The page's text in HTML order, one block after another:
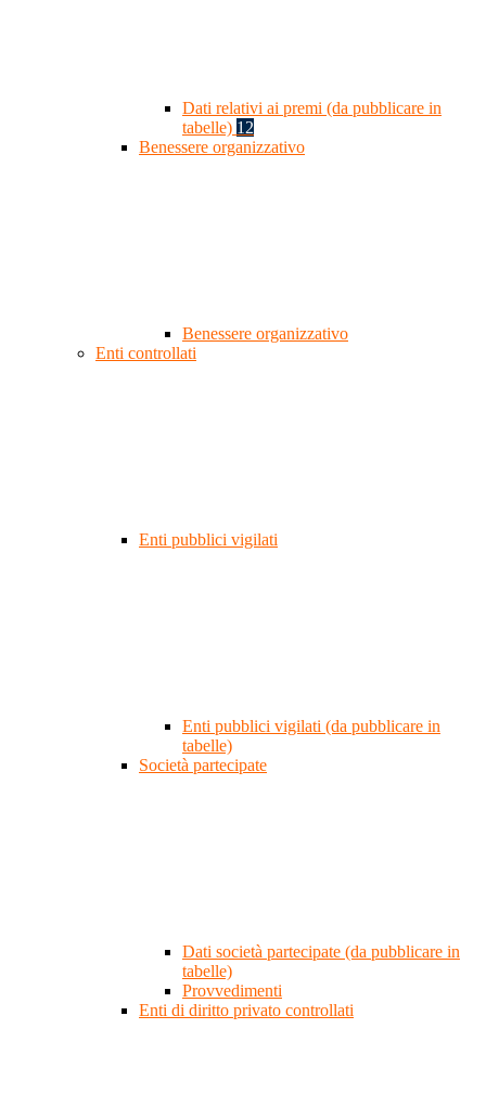
Dati relativi ai premi (da pubblicare in
tabelle) 12
Benessere organizzativo
Benessere organizzativo
Enti controllati
Enti pubblici vigilati
Enti pubblici vigilati (da pubblicare in
tabelle)
Società partecipate
Dati società partecipate (da pubblicare in
tabelle)
Provvedimenti
Enti di diritto privato controllati